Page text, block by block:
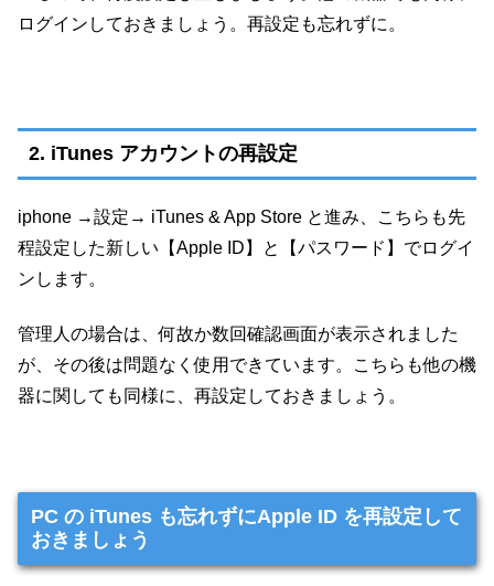
ログインしておきましょう。再設定も忘れずに。
2. iTunes アカウントの再設定
iphone →設定→ iTunes & App Store と進み、こちらも先
程設定した新しい【Apple ID】と【パスワード】でログイ
ンします。
管理人の場合は、何故か数回確認画面が表示されました
が、その後は問題なく使用できています。こちらも他の機
器に関しても同様に、再設定しておきましょう。
PC の iTunes も忘れずにApple ID を再設定して
おきましょう